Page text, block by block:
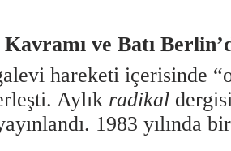
ve Batı
hareketi içerisinde
Aylık radikal
1983 yılında